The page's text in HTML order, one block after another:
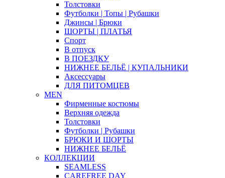
Толстовки
Футболки | Топы | Рубашки
Джинсы | Брюки
ШОРТЫ | ПЛАТЬЯ
Спорт
В отпуск
В ПОЕЗДКУ
НИЖНЕЕ БЕЛЬЁ | КУПАЛЬНИКИ
Аксессуары
ДЛЯ ПИТОМЦЕВ
MEN
Фирменные костюмы
Верхняя одежда
Толстовки
Футболки | Рубашки
БРЮКИ И ШОРТЫ
НИЖНЕЕ БЕЛЬЁ
КОЛЛЕКЦИИ
SEAMLESS
CAREFREE DAY